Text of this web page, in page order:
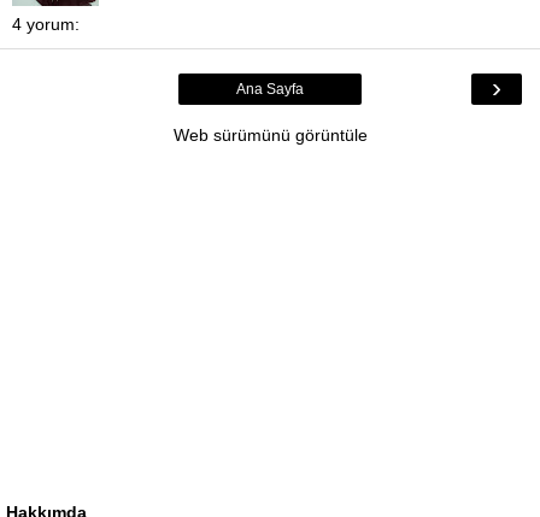
4 yorum:
›
Ana Sayfa
Web sürümünü görüntüle
Hakkımda